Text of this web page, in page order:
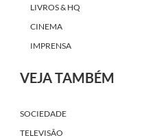
LIVROS & HQ
CINEMA
IMPRENSA
VEJA TAMBÉM
SOCIEDADE
TELEVISÃO